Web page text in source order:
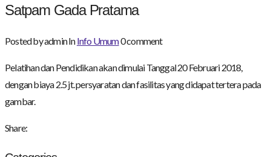
Satpam Gada Pratama
Posted by adminInInfo Umum0 comment
Pelatihan dan Pendidikan akan dimulai Tanggal 20 Februari 2018,
dengan biaya 2.5 jt. persyaratan dan fasilitas yang didapat tertera pada
gambar.
Share: